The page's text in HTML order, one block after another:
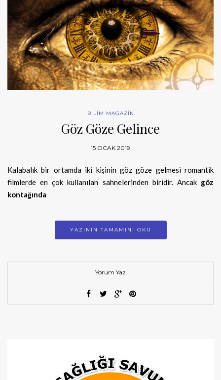
BİLİM MAGAZİN
Göz Göze Gelince
15 OCAK 2019
Kalabalık bir ortamda iki kişinin göz göze gelmesi romantik
filmlerde en çok kullanılan sahnelerinden biridir. Ancak göz
kontağında
YAZININ TAMAMINI OKU
Yorum Yaz